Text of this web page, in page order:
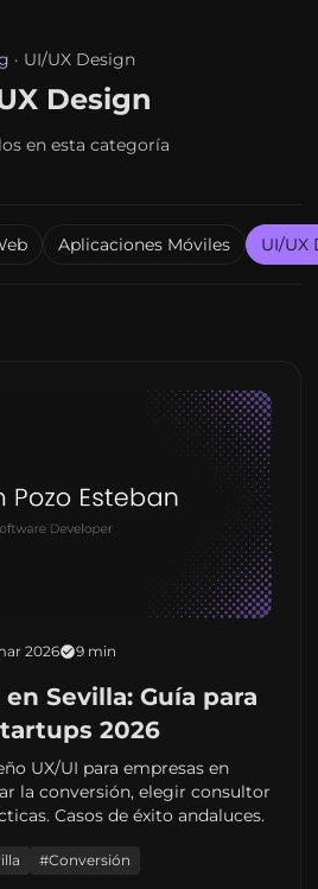
· UI/UX Design
Design
en esta categoría
Aplicaciones Móviles UI/UX
2026 9 min
Sevilla: Guía para
2026
UX/UI para empresas en
la conversión, elegir consultor
Casos de éxito andaluces.
#Conversión